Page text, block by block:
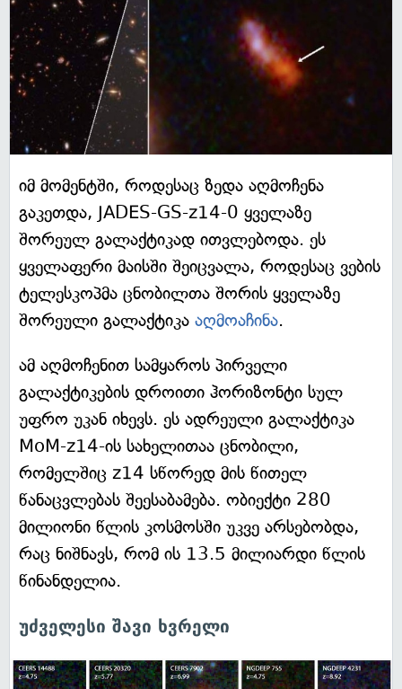
იმ მომენტში, როდესაც ზედა აღმოჩენა
გაკეთდა, JADES-GS-z14-0 ყველაზე
შორეულ გალაქტიკად ითვლებოდა. ეს
ყველაფერი მაისში შეიცვალა, როდესაც ვების
ტელესკოპმა ცნობილთა შორის ყველაზე
შორეული გალაქტიკა აღმოაჩინა.
ამ აღმოჩენით სამყაროს პირველი
გალაქტიკების დროითი ჰორიზონტი სულ
უფრო უკან იხევს. ეს ადრეული გალაქტიკა
MoM-z14-ის სახელითაა ცნობილი,
რომელშიც z14 სწორედ მის წითელ
წანაცვლებას შეესაბამება. ობიექტი 280
მილიონი წლის კოსმოსში უკვე არსებობდა,
რაც ნიშნავს, რომ ის 13.5 მილიარდი წლის
წინანდელია.
უძველესი შავი ხვრელი